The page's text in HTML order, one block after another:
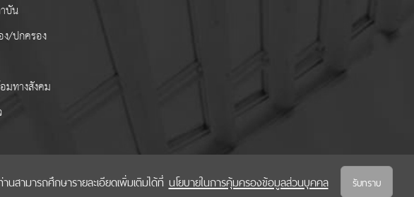
สามารถศึกษารายละเอียดเพิ่มเติมได้ที่ นโยบายในการคุ้มครองข้อมูลส่วนบุคคล รับทราบ
บัน
ง/ปกครอง
มทางสังคม
นโยบายในการคุ้มครองข้อมูลส่วนบุคคล